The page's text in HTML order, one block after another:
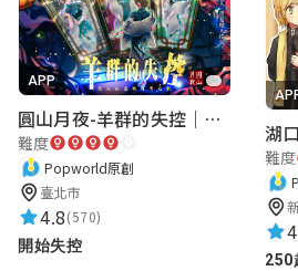
APP
圓山月夜-羊群的失控｜圓山飯店 ARG實境解謎遊戲
難度
Popworld原創
臺北市
4.8(570)
開始失控
難度
250